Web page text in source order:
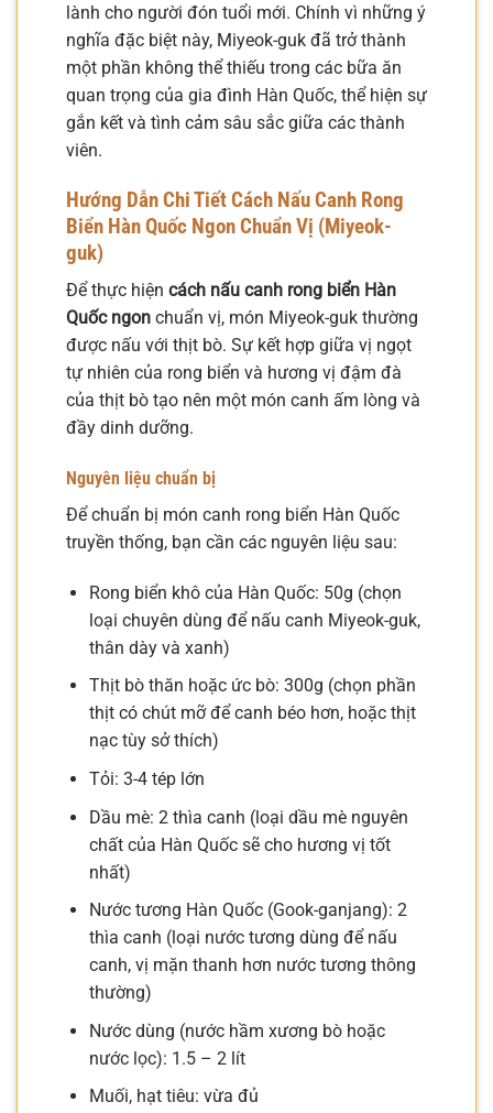
lành cho người đón tuổi mới. Chính vì những ý
nghĩa đặc biệt này, Miyeok-guk đã trở thành
một phần không thể thiếu trong các bữa ăn
quan trọng của gia đình Hàn Quốc, thể hiện sự
gắn kết và tình cảm sâu sắc giữa các thành
viên.
Hướng Dẫn Chi Tiết Cách Nấu Canh Rong
Biển Hàn Quốc Ngon Chuẩn Vị (Miyeok-
guk)
Để thực hiện cách nấu canh rong biển Hàn
Quốc ngon chuẩn vị, món Miyeok-guk thường
được nấu với thịt bò. Sự kết hợp giữa vị ngọt
tự nhiên của rong biển và hương vị đậm đà
của thịt bò tạo nên một món canh ấm lòng và
đầy dinh dưỡng.
Nguyên liệu chuẩn bị
Để chuẩn bị món canh rong biển Hàn Quốc
truyền thống, bạn cần các nguyên liệu sau:
Rong biển khô của Hàn Quốc: 50g (chọn
loại chuyên dùng để nấu canh Miyeok-guk,
thân dày và xanh)
Thịt bò thăn hoặc ức bò: 300g (chọn phần
thịt có chút mỡ để canh béo hơn, hoặc thịt
nạc tùy sở thích)
Tỏi: 3-4 tép lớn
Dầu mè: 2 thìa canh (loại dầu mè nguyên
chất của Hàn Quốc sẽ cho hương vị tốt
nhất)
Nước tương Hàn Quốc (Gook-ganjang): 2
thìa canh (loại nước tương dùng để nấu
canh, vị mặn thanh hơn nước tương thông
thường)
Nước dùng (nước hầm xương bò hoặc
nước lọc): 1.5 – 2 lít
Muối, hạt tiêu: vừa đủ